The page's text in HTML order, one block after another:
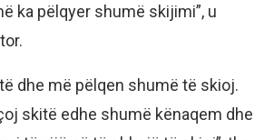
ka pëlqyer shumë skijimi”, u
dhe më pëlqen shumë të skioj.
skitë edhe shumë kënaqem dhe